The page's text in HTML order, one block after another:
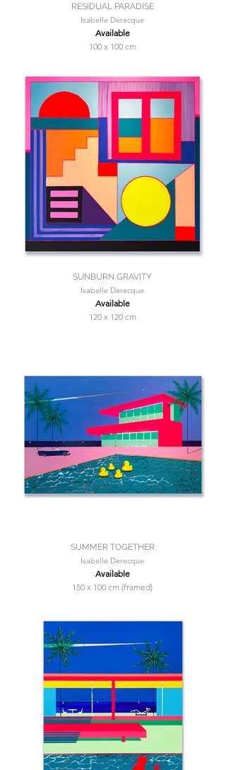
RESIDUAL PARADISE
Isabelle Derecque
Available
100 x 100 cm
SUNBURN GRAVITY
Isabelle Derecque
Available
120 x 120 cm
SUMMER TOGETHER
Isabelle Derecque
Available
150 x 100 cm (framed)